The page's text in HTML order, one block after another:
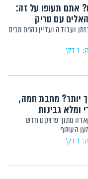
אתם תעופו על זה:
עם טריק
ועבודה ועדיין נהנים מביס
יותר? מחבת חמה,
ומלא גבינות
מתוך פרויקט חדש
העוטף